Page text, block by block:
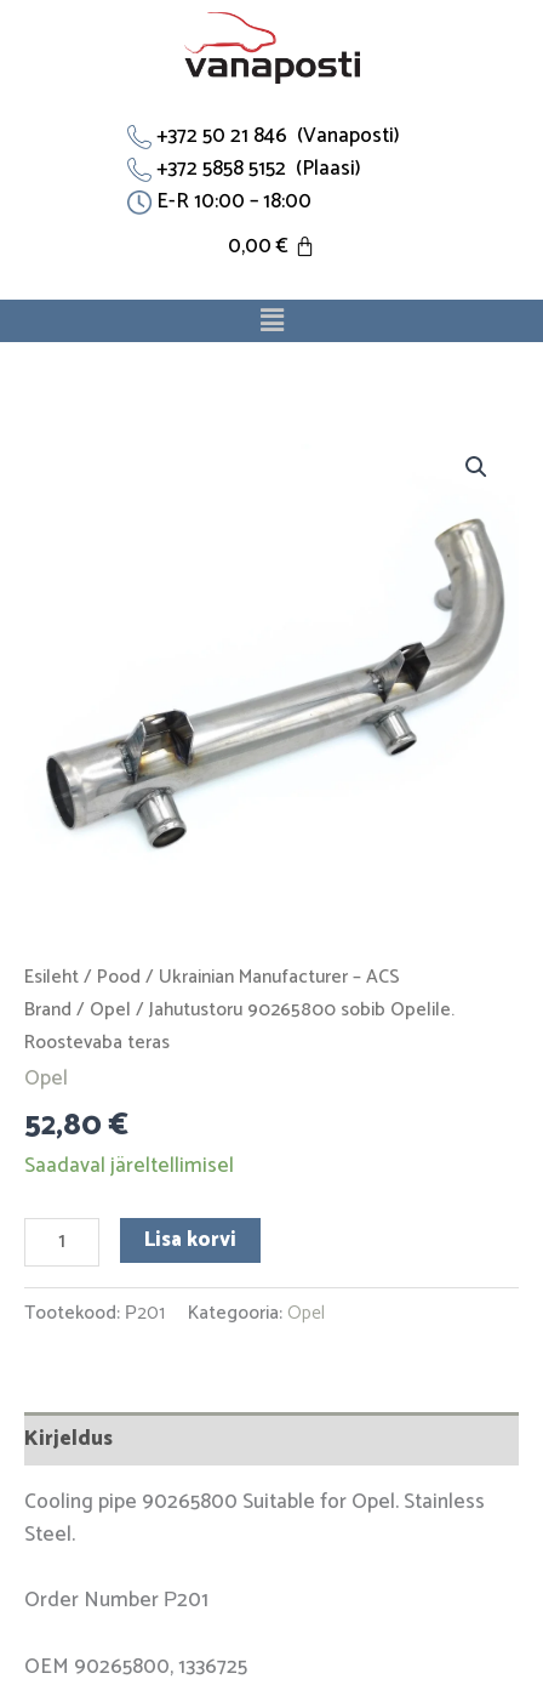
+372 50 21 846 (Vanaposti)
+372 5858 5152 (Plaasi)
E-R 10:00 – 18:00
0,00€
Menu
Esileht/ Pood / Ukrainian Manufacturer – ACS
Brand / Opel / Jahutustoru 90265800 sobib Opelile.
Roostevaba teras
Opel
52,80€
Saadaval järeltellimisel
Lisa korvi
Tootekood: Р201 Kategooria: Opel
Kirjeldus
Cooling pipe 90265800 Suitable for Opel. Stainless
Steel.
Order Number Р201
OEM 90265800, 1336725